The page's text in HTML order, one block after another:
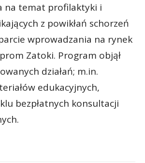
na temat profilaktyki i
z powikłań schorzeń
wprowadzania na rynek
Zatoki. Program objął
działań; m.in.
edukacyjnych,
bezpłatnych konsultacji